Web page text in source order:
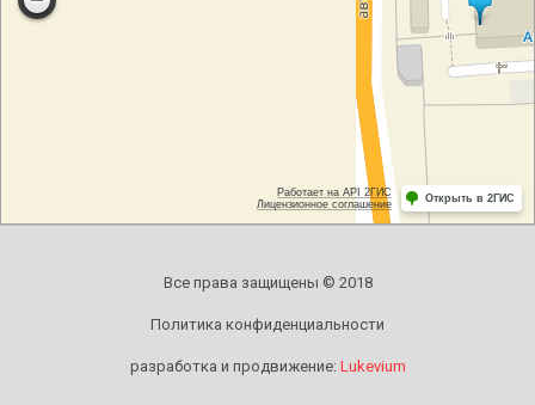
Все права защищены © 2018
Политика конфиденциальности
разработка и продвижение: Lukevium